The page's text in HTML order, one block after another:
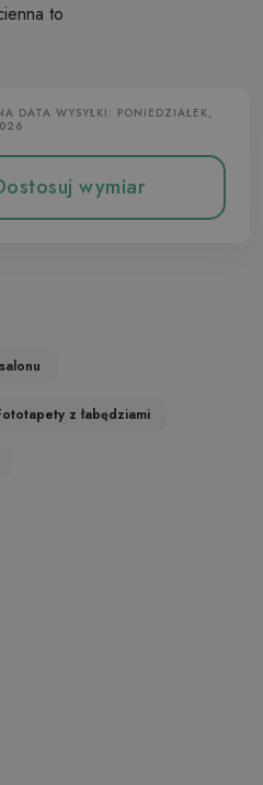
to
DATA WYSYŁKI: PONIEDZIAŁEK,
wymiar
z łabędziami